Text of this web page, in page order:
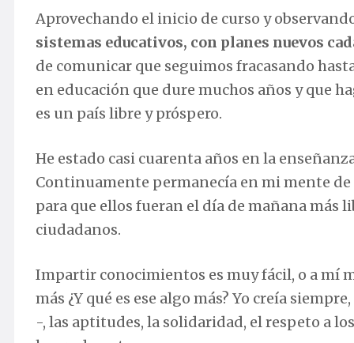
Aprovechando el inicio de curso y
sistemas educativos, con planes nuevos
de comunicar que seguimos fracasando
en educación que dure muchos años y que
es un país libre y próspero.
He estado casi cuarenta años en la
Continuamente permanecía en mi mente
para que ellos fueran el día de mañana más
ciudadanos.
Impartir conocimientos es muy fácil, o a mí
más ¿Y qué es ese algo más? Yo creía
-, las aptitudes, la solidaridad, el respeto a